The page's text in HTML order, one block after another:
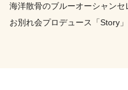
海洋散骨のブルーオーシャンセ
お別れ会プロデュース「Story」